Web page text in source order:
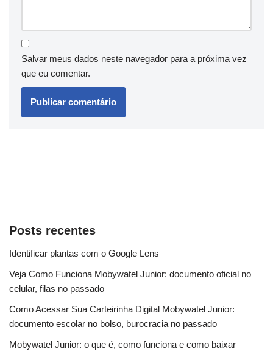
Salvar meus dados neste navegador para a próxima vez
que eu comentar.
Posts recentes
Identificar plantas com o Google Lens
Veja Como Funciona Mobywatel Junior: documento oficial no
celular, filas no passado
Como Acessar Sua Carteirinha Digital Mobywatel Junior:
documento escolar no bolso, burocracia no passado
Mobywatel Junior: o que é, como funciona e como baixar